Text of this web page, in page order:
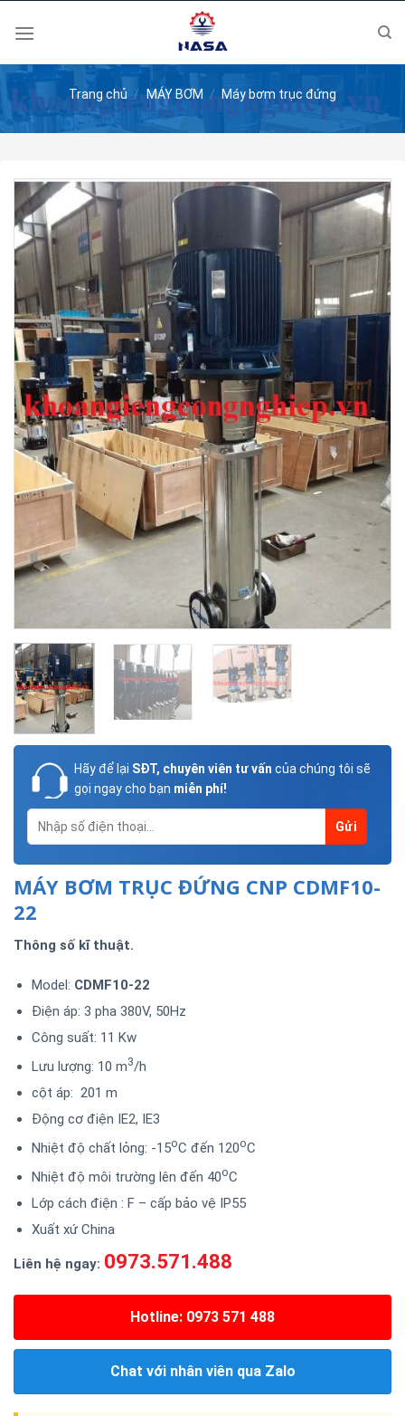
Trang chủ / MÁY BƠM / Máy bơm trục đứng
Hãy để lại SĐT, chuyên viên tư vấn của chúng tôi sẽ
gọi ngay cho bạn miễn phí!
MÁY BƠM TRỤC ĐỨNG CNP CDMF10-
22
Thông số kĩ thuật.
Model: CDMF10-22
Điện áp: 3 pha 380V, 50Hz
Công suất: 11 Kw
Lưu lượng: 10 m3/h
cột áp: 201 m
Động cơ điện IE2, IE3
Nhiệt độ chất lỏng: -15oC đến 120oC
Nhiệt độ môi trường lên đến 40oC
Lớp cách điện : F – cấp bảo vệ IP55
Xuất xứ China
Liên hệ ngay: 0973.571.488
Hotline: 0973 571 488
Chat với nhân viên qua Zalo